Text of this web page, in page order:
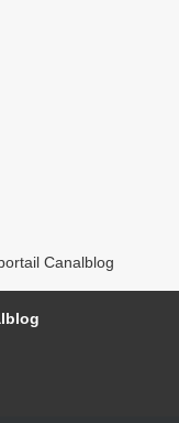
Canalblog